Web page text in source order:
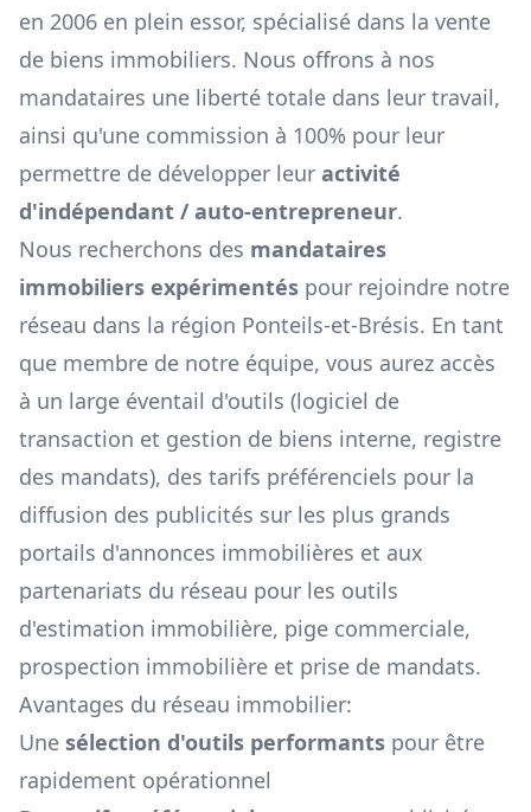
en 2006 en plein essor, spécialisé dans la vente
de biens immobiliers. Nous offrons à nos
mandataires une liberté totale dans leur travail,
ainsi qu'une commission à 100% pour leur
permettre de développer leur activité
d'indépendant / auto-entrepreneur.
Nous recherchons des mandataires
immobiliers expérimentés pour rejoindre notre
réseau dans la région Ponteils-et-Brésis. En tant
que membre de notre équipe, vous aurez accès
à un large éventail d'outils (logiciel de
transaction et gestion de biens interne, registre
des mandats), des tarifs préférenciels pour la
diffusion des publicités sur les plus grands
portails d'annonces immobilières et aux
partenariats du réseau pour les outils
d'estimation immobilière, pige commerciale,
prospection immobilière et prise de mandats.
Avantages du réseau immobilier:
Une sélection d'outils performants pour être
rapidement opérationnel